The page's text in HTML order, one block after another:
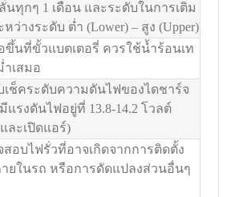
นทุกๆ 1 เดือน และระดับในการเติม
ว่างระดับ ต่ำ (Lower) – สูง (Upper)
อขึ้นที่ขั้วแบตเตอรี่ ควรใช้น้ำร้อนเท
เสมอ
เช็คระดับความดันไฟของไดชาร์จ
แรงดันไฟอยู่ที่ 13.8-14.2 โวลต์
ละเปิดแอร์)
สอบไฟรั่วที่อาจเกิดจากการติดตั้ง
ยในรถ หรือการดัดแปลงส่วนอื่นๆ